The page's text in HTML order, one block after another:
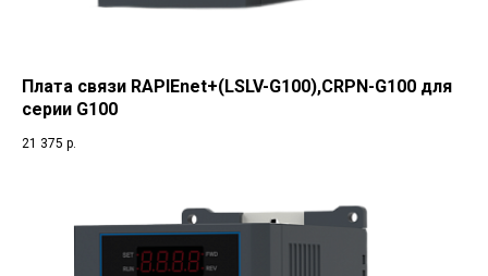
Плата связи RAPIEnet+(LSLV-G100),CRPN-G100 для
серии G100
21 375 р.